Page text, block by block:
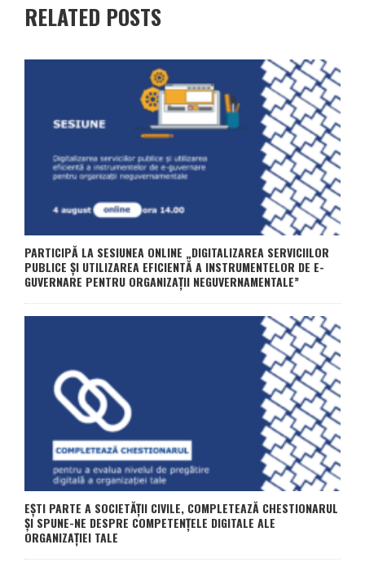
RELATED POSTS
PARTICIPĂ LA SESIUNEA ONLINE „DIGITALIZAREA SERVICIILOR
PUBLICE ȘI UTILIZAREA EFICIENTĂ A INSTRUMENTELOR DE E-
GUVERNARE PENTRU ORGANIZAȚII NEGUVERNAMENTALE”
EȘTI PARTE A SOCIETĂȚII CIVILE, COMPLETEAZĂ CHESTIONARUL
ȘI SPUNE-NE DESPRE COMPETENȚELE DIGITALE ALE
ORGANIZAȚIEI TALE